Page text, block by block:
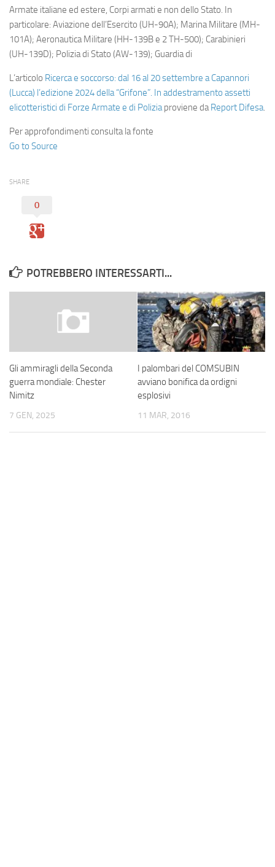
Armate italiane ed estere, Corpi armati e non dello Stato. In
particolare: Aviazione dell’Esercito (UH-90A); Marina Militare (MH-
101A); Aeronautica Militare (HH-139B e 2 TH-500); Carabinieri
(UH-139D); Polizia di Stato (AW-139); Guardia di
L’articolo Ricerca e soccorso: dal 16 al 20 settembre a Capannori
(Lucca) l’edizione 2024 della “Grifone”. In addestramento assetti
elicotteristici di Forze Armate e di Poliziaproviene daReport Difesa.
Per approfondimenti consulta la fonte
Go to Source
SHARE
0
POTREBBERO INTERESSARTI...
Gli ammiragli della Seconda
guerra mondiale: Chester
Nimitz
7 GEN, 2025
I palombari del COMSUBIN
avviano bonifica da ordigni
esplosivi
11 MAR, 2016